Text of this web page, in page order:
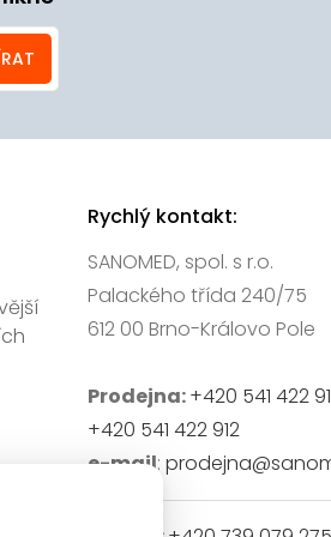
Rychlý kontakt:
SANOMED, spol. s r.o.
Palackého třída 240/75
612 00 Brno-Královo Pole
Prodejna:+420 541 422
+420 541 422 912
e-mail: